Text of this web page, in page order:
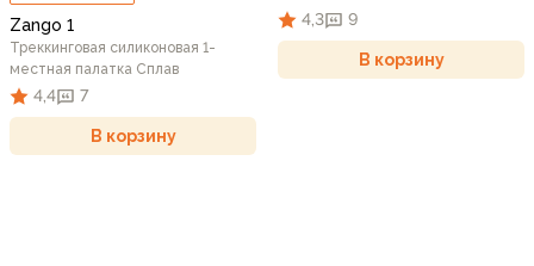
Zango 1
Треккинговая силиконовая 1-
местная палатка Сплав
4,4 7
В корзину
4,3 9
В корзину